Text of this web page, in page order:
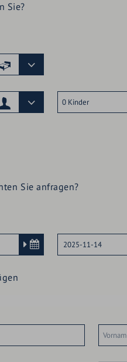
Sie?
Sie anfragen?